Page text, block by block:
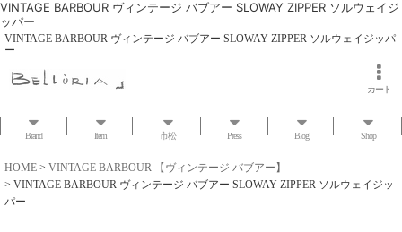
VINTAGE BARBOUR ヴィンテージ バブアー SLOWAY ZIPPER ソルウェイジ
ッパー
VINTAGE BARBOUR ヴィンテージ バブアー SLOWAY ZIPPER ソルウェイジッパ
ー
カート
Brand Item 市松 Press Blog Shop
HOME > VINTAGE BARBOUR 【ヴィンテージ バブアー】
> VINTAGE BARBOUR ヴィンテージ バブアー SLOWAY ZIPPER ソルウェイジッ
パー